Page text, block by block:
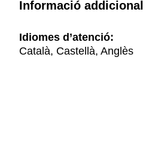
Informació addicional
Idiomes d’atenció:
Català, Castellà, Anglès